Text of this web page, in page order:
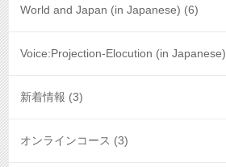
World and Japan (in Japanese) (6)
Voice:Projection-Elocution (in Japanese)
新着情報 (3)
オンラインコース (3)